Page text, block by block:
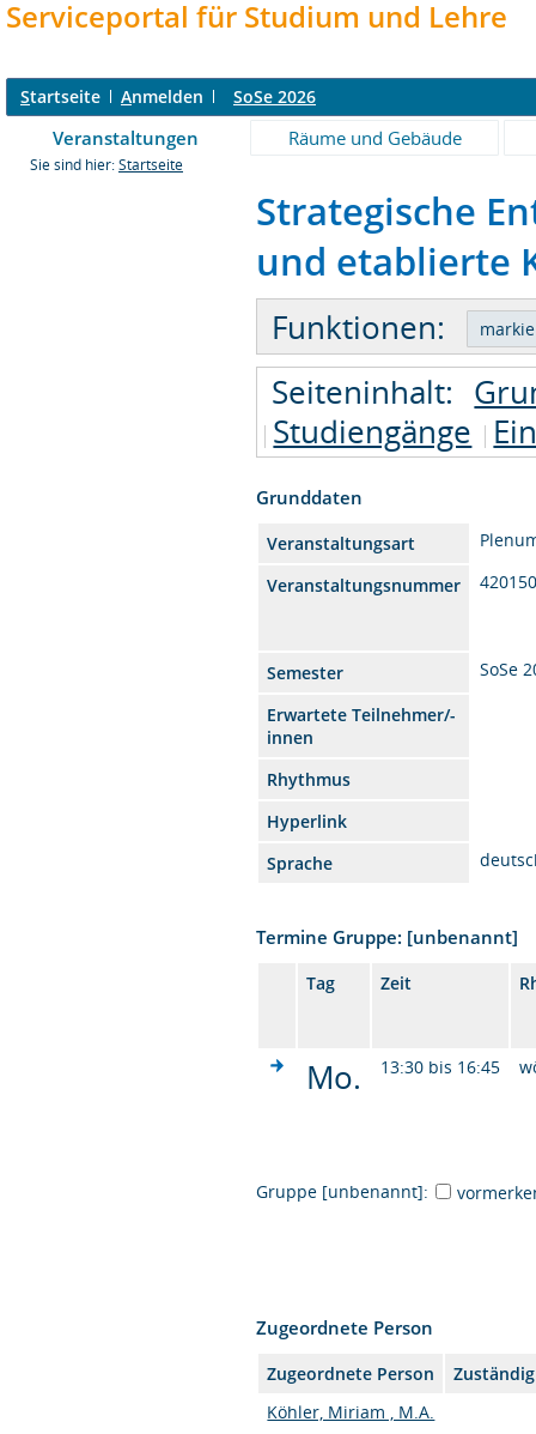
Serviceportal für Studium und Lehre
Startseite Anmelden SoSe 2026
Veranstaltungen Räume und Gebäude
Sie sind hier: Startseite
Strategische
und etablierte
Funktionen:
Seiteninhalt:
Studiengänge
Grunddaten
Veranstaltungsart
Veranstaltungsnummer
Semester
SoSe
Erwartete Teilnehmer/-
innen
Rhythmus
Hyperlink
Sprache
Termine Gruppe: [unbenannt]
Tag Zeit
Mo. 13:30 bis 16:45
Gruppe [unbenannt]:
Zugeordnete Person
Zugeordnete Person
Köhler, Miriam , M.A.